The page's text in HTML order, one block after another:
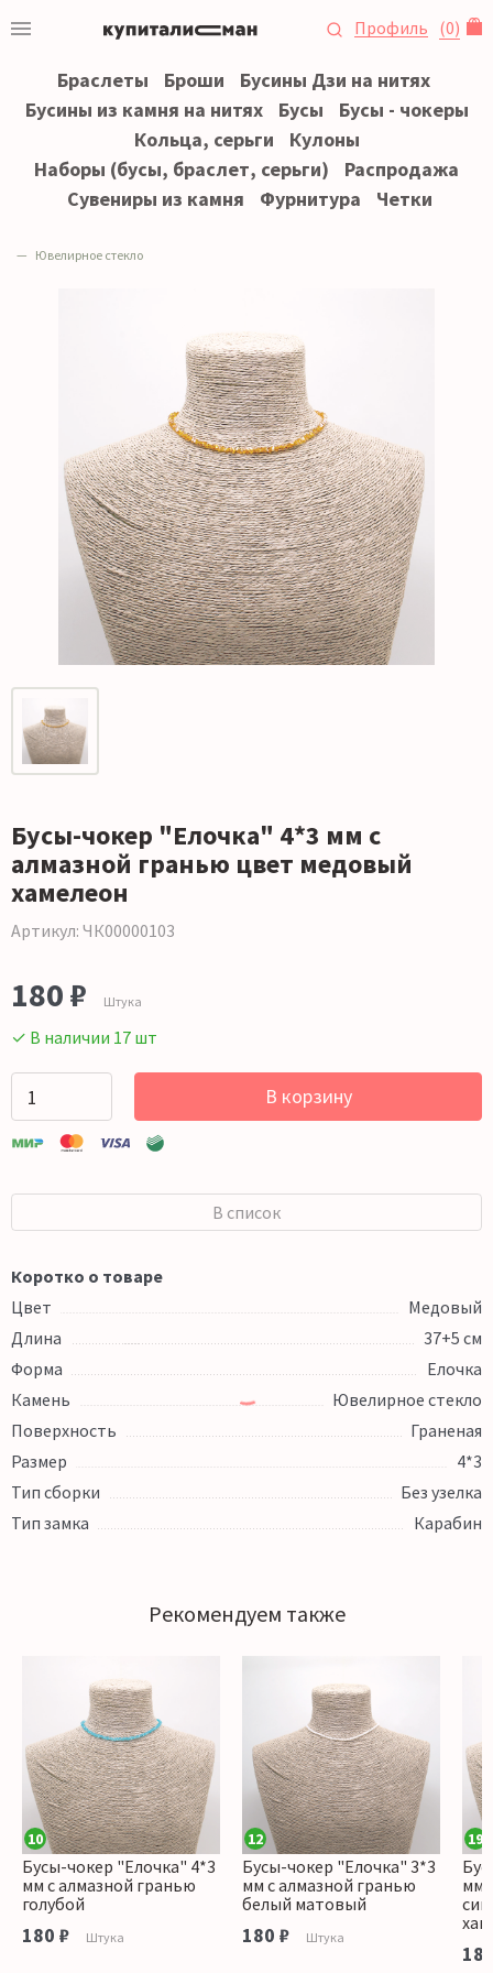
Профиль (0)
Браслеты Броши
Бусины Дзи на нитях
Бусины из камня на нитях
Бусы
Бусы - чокеры
Кольца, серьги
Кулоны
Наборы (бусы, браслет, серьги)
Распродажа
Сувениры из камня
Фурнитура Четки
Ювелирное стекло
Бусы-чокер "Елочка" 4*3 мм с
алмазной гранью цвет медовый
хамелеон
Артикул: ЧК00000103
180 ₽ Штука
✓ В наличии 17 шт
В корзину
В список
Коротко о товаре
Цвет
Медовый
Длина
37+5 см
Форма
Елочка
Камень
Ювелирное стекло
Поверхность
Граненая
Размер
4*3
Тип сборки
Без узелка
Тип замка
Карабин
Рекомендуем также
10
Бусы-чокер "Елочка" 4*3
мм с алмазной гранью
голубой
180 ₽ Штука
12
Бусы-чокер "Елочка" 3*3
мм с алмазной гранью
белый матовый
180 ₽ Штука
19
мм